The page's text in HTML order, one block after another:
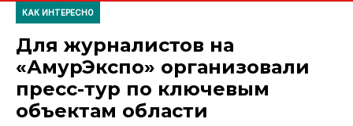
КАК ИНТЕРЕСНО
Для журналистов на
«АмурЭкспо» организовали
пресс-тур по ключевым
объектам области